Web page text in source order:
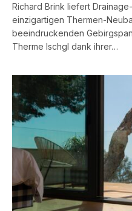
Richard Brink liefert
einzigartigen Thermen-
beeindruckenden
Therme Ischgl dank ihrer…